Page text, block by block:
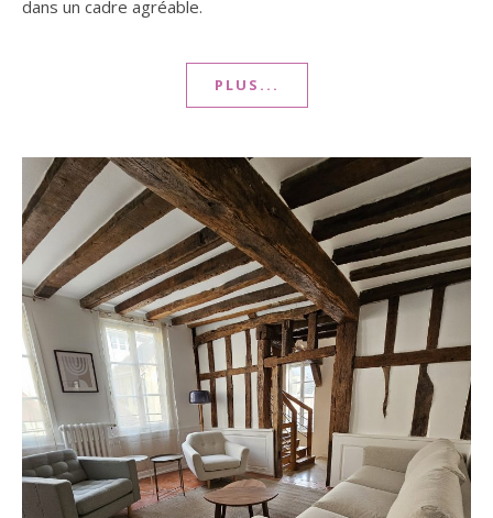
dans un cadre agréable.
PLUS...